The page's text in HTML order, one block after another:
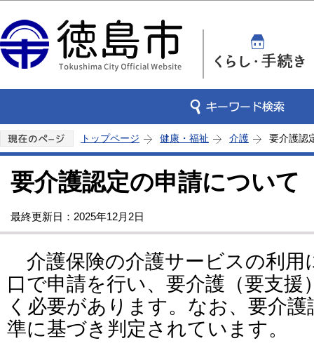
トップページ 健康・福祉 介護 要介護認
要介護認定の申請について
最終更新日：2025年12月2日
介護保険の介護サービスの利用
口で申請を行い、要介護（要支
く必要があります。なお、要介
準に基づき判定されています。